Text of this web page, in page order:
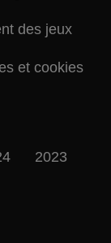
des jeux
et cookies
2023